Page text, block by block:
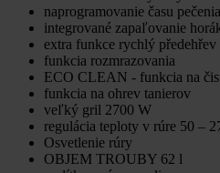
naprogramovanie času pečenia
integrované zapaľovanie
extra funkce rychlý
funkcia rozmrazovania
ECO CLEAN - funkcia na
funkcia na ohrev tanierov
veľký gril 2700 W
regulácia teploty v rúre 50 –
Osvetlenie rúry
OBJEM TROUBY 62 l